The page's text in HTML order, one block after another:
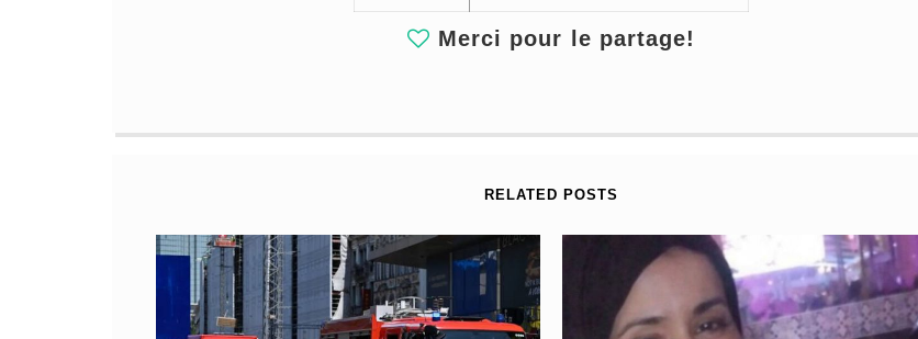
Merci pour le partage!
RELATED POSTS